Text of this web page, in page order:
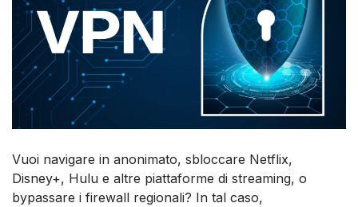
Vuoi navigare in anonimato, sbloccare Netflix,
Disney+, Hulu e altre piattaforme di streaming, o
bypassare i firewall regionali? In tal caso,